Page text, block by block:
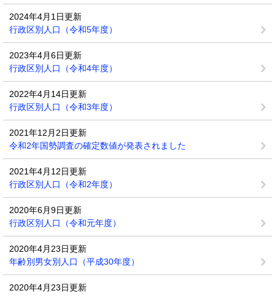
2024年4月1日更新
行政区別人口（令和5年度）
2023年4月6日更新
行政区別人口（令和4年度）
2022年4月14日更新
行政区別人口（令和3年度）
2021年12月2日更新
令和2年国勢調査の確定数値が発表されました
2021年4月12日更新
行政区別人口（令和2年度）
2020年6月9日更新
行政区別人口（令和元年度）
2020年4月23日更新
年齢別男女別人口（平成30年度）
2020年4月23日更新